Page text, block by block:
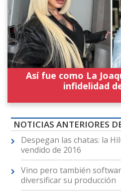
Así fue como La
infidelidad
NOTICIAS ANTERIORES
Despegan las chatas: la
vendido de 2016
Vino pero también
diversificar su producción